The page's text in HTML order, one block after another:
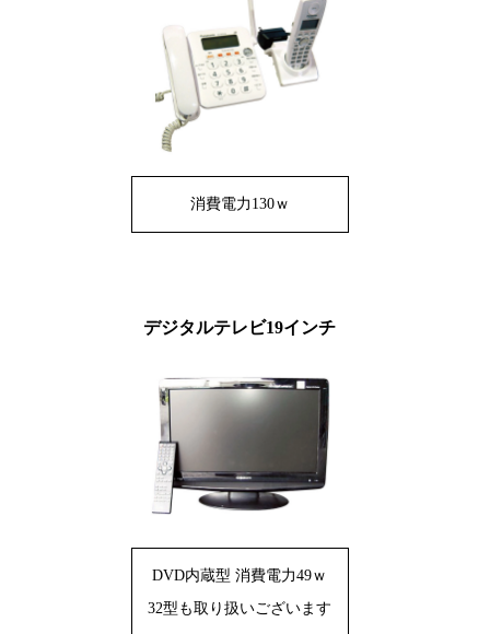
消費電力130ｗ
デジタルテレビ19インチ
DVD内蔵型 消費電力49ｗ
32型も取り扱いございます